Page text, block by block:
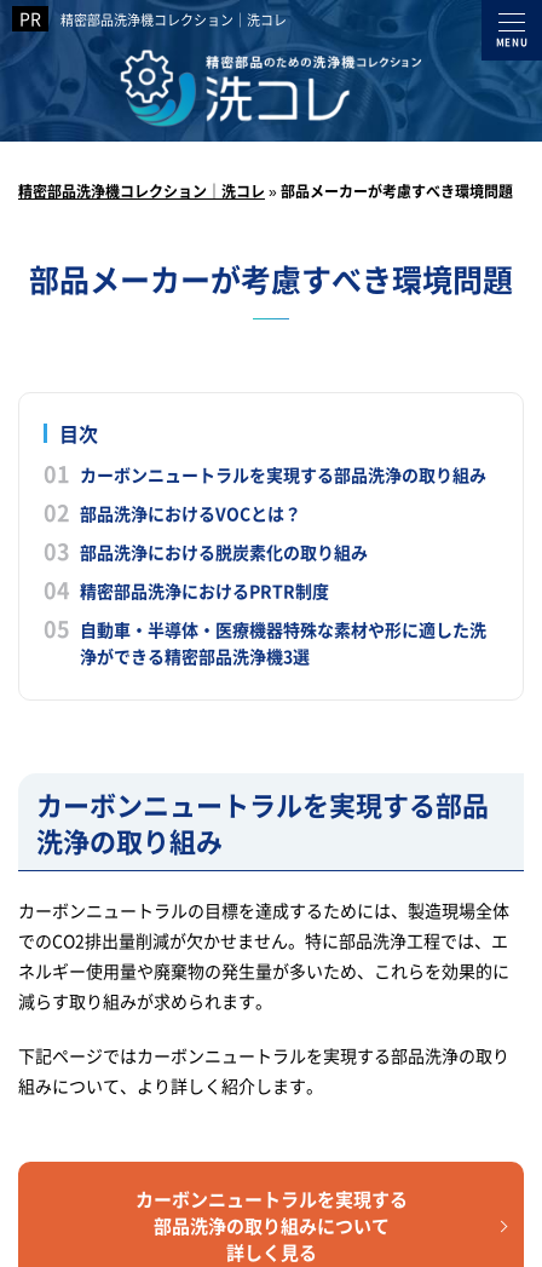
精密部品洗浄機コレクション｜洗コレ
精密部品洗浄機コレクション｜洗コレ »部品メーカーが考慮すべき環境問題
部品メーカーが考慮すべき環境問題
目次
カーボンニュートラルを実現する部品洗浄の取り組み
部品洗浄におけるVOCとは？
部品洗浄における脱炭素化の取り組み
精密部品洗浄におけるPRTR制度
自動車・半導体・医療機器特殊な素材や形に適した洗
浄ができる精密部品洗浄機3選
カーボンニュートラルを実現する部品
洗浄の取り組み
カーボンニュートラルの目標を達成するためには、製造現場全体
でのCO2排出量削減が欠かせません。特に部品洗浄工程では、エ
ネルギー使用量や廃棄物の発生量が多いため、これらを効果的に
減らす取り組みが求められます。
下記ページではカーボンニュートラルを実現する部品洗浄の取り
組みについて、より詳しく紹介します。
カーボンニュートラルを実現する
部品洗浄の取り組みについて
詳しく見る